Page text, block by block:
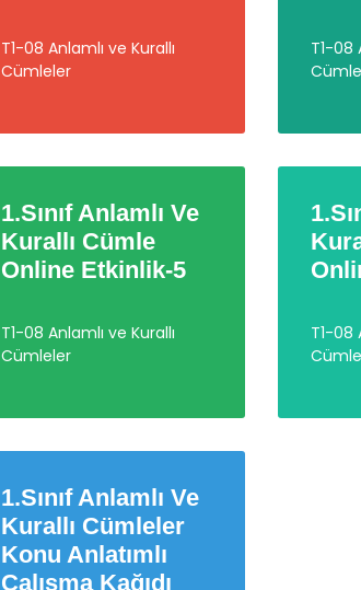
T1-08 Anlamlı ve Kurallı
Cümleler
T1-08
1.Sınıf Anlamlı Ve
Kurallı Cümle
Online Etkinlik-5
T1-08 Anlamlı ve Kurallı
Cümleler
T1-08
1.Sınıf Anlamlı Ve
Kurallı Cümleler
Konu Anlatımlı
Çalışma Kağıdı